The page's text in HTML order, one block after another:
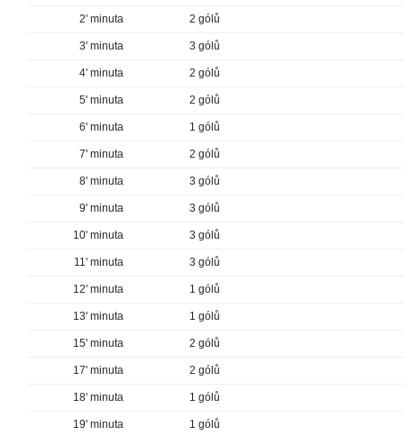
2' minuta 2 gólů
3' minuta 3 gólů
4' minuta 2 gólů
5' minuta 2 gólů
6' minuta 1 gólů
7' minuta 2 gólů
8' minuta 3 gólů
9' minuta 3 gólů
10' minuta 3 gólů
11' minuta 3 gólů
12' minuta 1 gólů
13' minuta 1 gólů
15' minuta 2 gólů
17' minuta 2 gólů
18' minuta 1 gólů
19' minuta 1 gólů